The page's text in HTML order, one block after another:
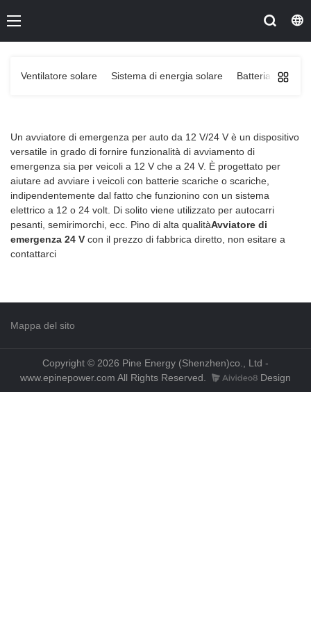
Ventilatore solare Sistema di energia solare Batteria Po4 a
Un avviatore di emergenza per auto da 12 V/24 V è un dispositivo
versatile in grado di fornire funzionalità di avviamento di
emergenza sia per veicoli a 12 V che a 24 V. È progettato per
aiutare ad avviare i veicoli con batterie scariche o scariche,
indipendentemente dal fatto che funzionino con un sistema
elettrico a 12 o 24 volt. Di solito viene utilizzato per autocarri
pesanti, semirimorchi, ecc. Pino di alta qualitàAvviatore di
emergenza 24 V con il prezzo di fabbrica diretto, non esitare a
contattarci
Mappa del sito
Copyright © 2026 Pine Energy (Shenzhen)co., Ltd -
www.epinepower.com All Rights Reserved.
Design